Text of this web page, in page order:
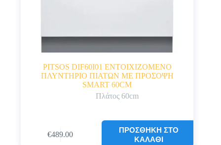
PITSOS DIF60I01 ΕΝΤΟΙΧΙΖΟΜΕΝΟ
ΠΛΥΝΤΗΡΙΟ ΠΙΑΤΩΝ ΜΕ ΠΡΟΣΟΨΗ
SMART 60CM
Πλάτος 60cm
Original
€489.00
Η
ΠΡΟΣΘΉΚΗ ΣΤΟ
ΚΑΛΆΘΙ